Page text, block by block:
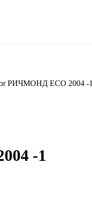
РИЧМОНД ECO 2004 -1
-1